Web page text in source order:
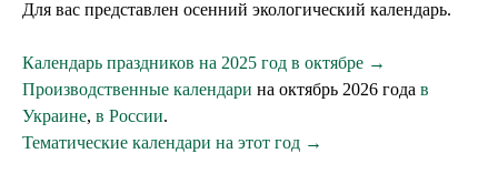
Для вас представлен осенний экологический календарь.
Календарь праздников на 2025 год в октябре →
Производственные календари на октябрь 2026 года в
Украине, в России.
Тематические календари на этот год →